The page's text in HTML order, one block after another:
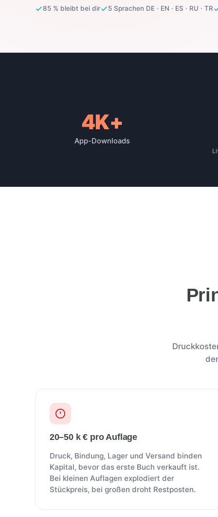
85 % bleibt bei dir 5 Sprachen DE · EN · ES · RU · TR
Reichweite der
4K+
App-Downloads
20–50 k € pro Auflage
Druck, Bindung, Lager und Versand binden
Kapital, bevor das erste Buch verkauft ist.
Bei kleinen Auflagen explodiert der
Stückpreis, bei großen droht Restposten.